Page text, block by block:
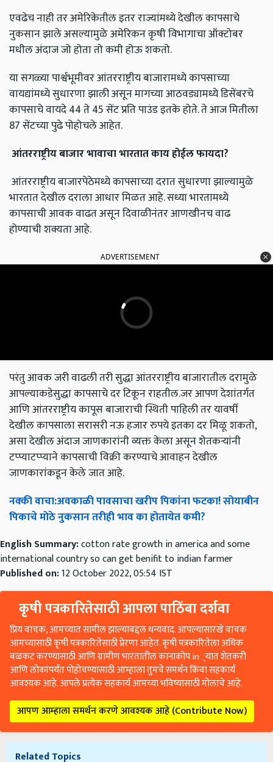
एवढेच नाही तर अमेरिकेतील इतर राज्यांमध्ये देखील कापसाचे
नुकसान झाले असल्यामुळे अमेरिकन कृषी विभागाचा ऑक्टोबर
मधील अंदाज जो होता तो कमी होऊ शकतो.
या सगळ्या पार्श्वभूमीवर आंतरराष्ट्रीय बाजारामध्ये कापसाच्या
वायद्यांमध्ये सुधारणा झाली असून मागच्या आठवड्यामध्ये डिसेंबरचे
कापसाचे वायदे 44 ते 45 सेंट प्रति पाउंड इतके होते. ते आज मितीला
87 सेंटच्या पुढे पोहोचले आहेत.
आंतरराष्ट्रीयबाजारभावाचाभारतातकायहोईलफायदा?
आंतरराष्ट्रीय बाजारपेठेमध्ये कापसाच्या दरात सुधारणा झाल्यामुळे
भारतात देखील दराला आधार मिळत आहे. सध्या भारतामध्ये
कापसाची आवक वाढत असून दिवाळीनंतर आणखीनच वाढ
होण्याची शक्यता आहे.
ADVERTISEMENT
परंतु आवक जरी वाढली तरी सुद्धा आंतरराष्ट्रीय बाजारातील दरामुळे
आपल्याकडेसुद्धा कापसाचे दर टिकून राहतील.जर आपण देशांतर्गत
आणि आंतरराष्ट्रीय कापूस बाजाराची स्थिती पाहिली तर यावर्षी
देखील कापसाला सरासरी नऊ हजार रुपये इतका दर मिळू शकतो,
असा देखील अंदाज जाणकारांनी व्यक्त केला असून शेतकऱ्यांनी
टप्प्याटप्प्याने कापसाची विक्री करण्याचे आवाहन देखील
जाणकारांकडून केले जात आहे.
नक्कीवाचा:अवकाळीपावसाचाखरीपपिकांनाफटका!सोयाबीन
पिकाचेमोठेनुकसानतरीहीभावकाहोतायेतकमी?
English Summary:cotton rate growth in america and some
international country so can get benifit to indian farmer
Published on:12 October 2022, 05:54 IST
कृषी पत्रकारितेसाठी आपला पाठिंबा दर्शवा
प्रिय वाचक, आमच्यात सामील झाल्याबद्दल धन्यवाद. आपल्यासारखे वाचक
आमच्यासाठी कृषी पत्रकारितेसाठी प्रेरणा आहेत. कृषी पत्रकारितेला अधिक
बळकट करण्यासाठी आणि ग्रामीण भारतातील कानाकोप in्यात शेतकरी
आणि लोकांपर्यंत पोहोचण्यासाठी आम्हाला तुमचे समर्थन किंवा सहकार्य
आवश्यक आहे. आपले प्रत्येक सहकार्य आमच्या भविष्यासाठी मोलाचे आहे.
आपण आम्हाला समर्थन करणे आवश्यक आहे (Contribute Now)
Related Topics